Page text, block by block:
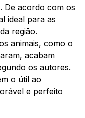
De acordo com os
ideal para as
região.
animais, como o
acabam
os autores.
o útil ao
e perfeito